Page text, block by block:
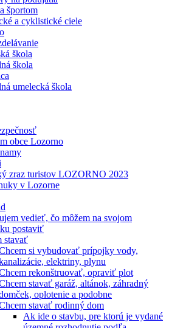
športom
a cyklistické ciele
škola
škola
umelecká škola
obce Lozorno
zraz turistov LOZORNO 2023
v Lozorne
vedieť, čo môžem na svojom
postaviť
stavať
si vybudovať prípojky vody,
elektriny, plynu
rekonštruovať, opraviť plot
stavať garáž, altánok, záhradný
oplotenie a podobne
stavať rodinný dom
Ak ide o stavbu, pre ktorú je vydané